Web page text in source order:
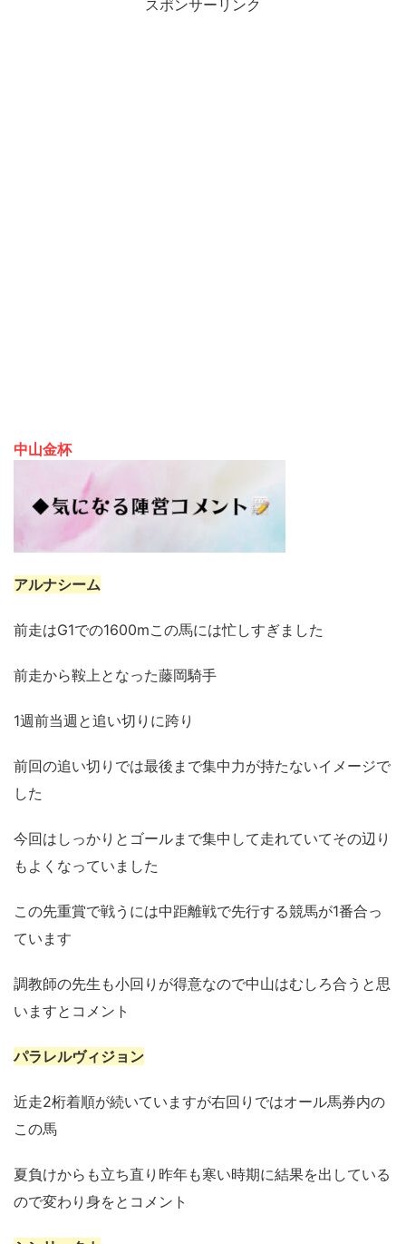
スポンサーリンク
中山金杯
アルナシーム
前走はG1での1600mこの馬には忙しすぎました
前走から鞍上となった藤岡騎手
1週前当週と追い切りに跨り
前回の追い切りでは最後まで集中力が持たないイメージで
した
今回はしっかりとゴールまで集中して走れていてその辺り
もよくなっていました
この先重賞で戦うには中距離戦で先行する競馬が1番合っ
ています
調教師の先生も小回りが得意なので中山はむしろ合うと思
いますとコメント
パラレルヴィジョン
近走2桁着順が続いていますが右回りではオール馬券内の
この馬
夏負けからも立ち直り昨年も寒い時期に結果を出している
ので変わり身をとコメント